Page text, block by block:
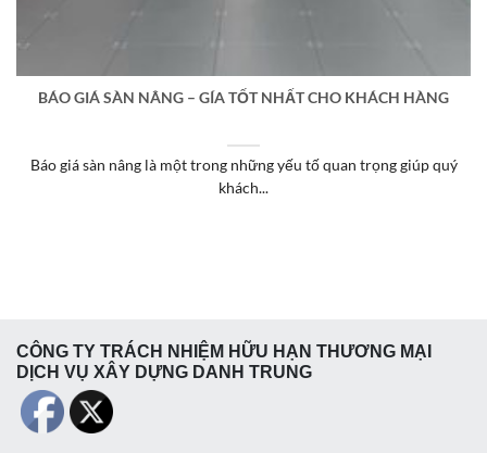
BÁO GIÁ SÀN NÂNG – GÍA TỐT NHẤT CHO KHÁCH HÀNG
Báo giá sàn nâng là một trong những yếu tố quan trọng giúp quý
khách...
CÔNG TY TRÁCH NHIỆM HỮU HẠN THƯƠNG MẠI
DỊCH VỤ XÂY DỰNG DANH TRUNG